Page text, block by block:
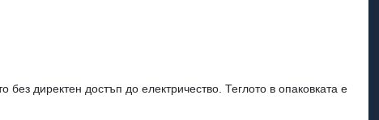
директен достъп до електричество. Теглото в опаковката е